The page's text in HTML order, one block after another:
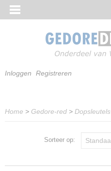
Inloggen Registreren
Home > Gedore-red > Dopsleutels
Sorteer op: